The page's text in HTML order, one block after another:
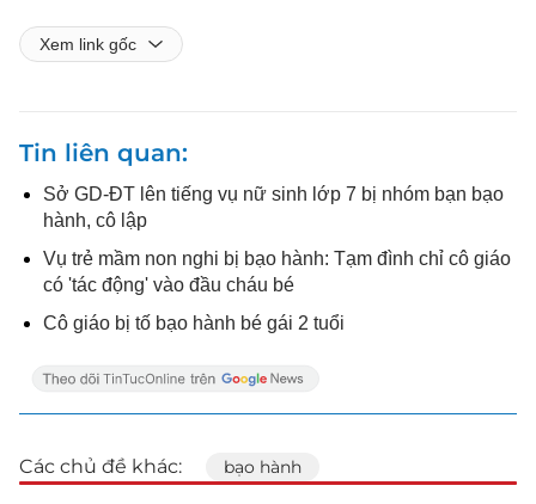
Xem link gốc
Tin liên quan
Sở GD-ĐT lên tiếng vụ nữ sinh lớp 7 bị nhóm bạn bạo
hành, cô lập
Vụ trẻ mầm non nghi bị bạo hành: Tạm đình chỉ cô giáo
có 'tác động' vào đầu cháu bé
Cô giáo bị tố bạo hành bé gái 2 tuổi
Các chủ đề khác: bạo hành